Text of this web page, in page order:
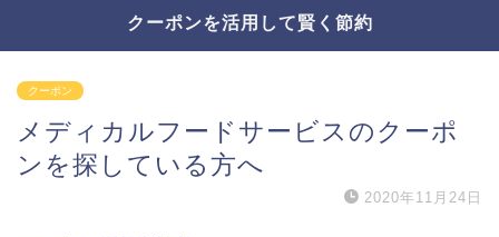
クーポンを活用して賢く節約
クーポン
メディカルフードサービスのクーポ
ンを探している方へ
2020年11月24日